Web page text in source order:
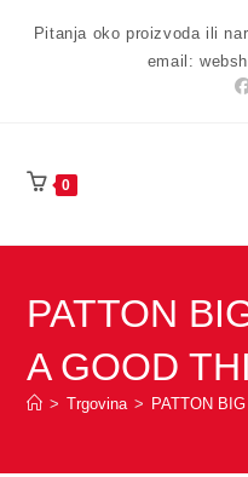
Pitanja oko proizvoda ili
email:
0
PATTON
A GOOD
> Trgovina > PATTON